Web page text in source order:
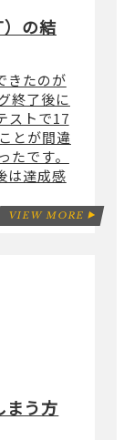
）の結
きたのが
終了後に
ストで17
とが間違
たです。
は達成感
VIEW MORE
まう方